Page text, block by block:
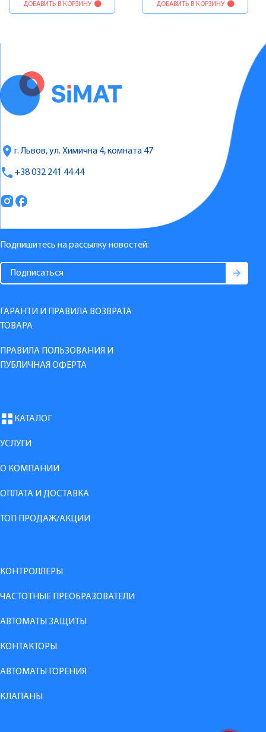
ДОБАВИТЬ В КОРЗИНУ ДОБАВИТЬ В КОРЗИНУ
г. Львов, ул. Химична 4, комната 47
+38 032 241 44 44
Подпишитесь на рассылку новостей:
ГАРАНТИ И ПРАВИЛА ВОЗВРАТА
ТОВАРА
ПРАВИЛА ПОЛЬЗОВАНИЯ И
ПУБЛИЧНАЯ ОФЕРТА
КАТАЛОГ
УСЛУГИ
О КОМПАНИИ
ОПЛАТА И ДОСТАВКА
ТОП ПРОДАЖ/АКЦИИ
КОНТРОЛЛЕРЫ
ЧАСТОТНЫЕ ПРЕОБРАЗОВАТЕЛИ
АВТОМАТЫ ЗАЩИТЫ
КОНТАКТОРЫ
АВТОМАТЫ ГОРЕНИЯ
КЛАПАНЫ